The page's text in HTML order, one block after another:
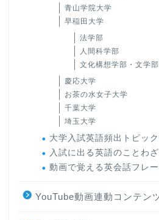
青山学院大学
早稲田大学
法学部
人間科学部
文化構想学部・文学部
慶応大学
お茶の水女子大学
千葉大学
埼玉大学
大学入試英語頻出トピッ
入試に出る英語のことわざ
動画で覚える英会話フレ
YouTube動画連動コンテン